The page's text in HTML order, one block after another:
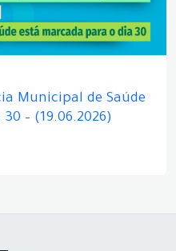
Municipal de Saúde
– (19.06.2026)